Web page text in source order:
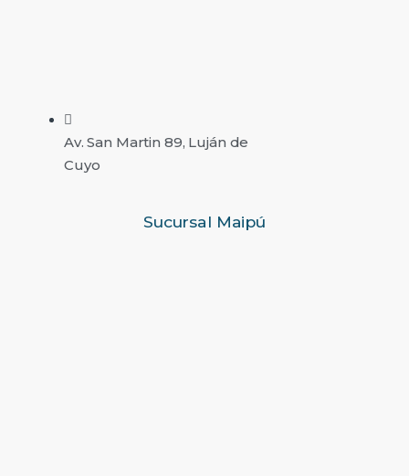
Av. San Martin 89, Luján de
Cuyo
Sucursal Maipú